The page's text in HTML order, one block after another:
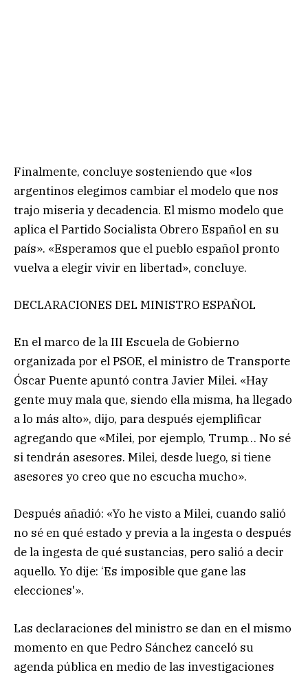
Finalmente, concluye sosteniendo que «los
argentinos elegimos cambiar el modelo que nos
trajo miseria y decadencia. El mismo modelo que
aplica el Partido Socialista Obrero Español en su
país». «Esperamos que el pueblo español pronto
vuelva a elegir vivir en libertad», concluye.
DECLARACIONES DEL MINISTRO ESPAÑOL
En el marco de la III Escuela de Gobierno
organizada por el PSOE, el ministro de Transporte
Óscar Puente apuntó contra Javier Milei. «Hay
gente muy mala que, siendo ella misma, ha llegado
a lo más alto», dijo, para después ejemplificar
agregando que «Milei, por ejemplo, Trump… No sé
si tendrán asesores. Milei, desde luego, si tiene
asesores yo creo que no escucha mucho».
Después añadió: «Yo he visto a Milei, cuando salió
no sé en qué estado y previa a la ingesta o después
de la ingesta de qué sustancias, pero salió a decir
aquello. Yo dije: ‘Es imposible que gane las
elecciones'».
Las declaraciones del ministro se dan en el mismo
momento en que Pedro Sánchez canceló su
agenda pública en medio de las investigaciones